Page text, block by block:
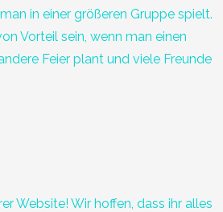
in einer größeren Gruppe spielt.
Vorteil sein, wenn man einen
Feier plant und viele Freunde
Website! Wir hoffen, dass ihr alles